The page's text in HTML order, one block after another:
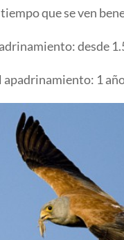
tiempo que se ven
desde
apadrinamiento: 1